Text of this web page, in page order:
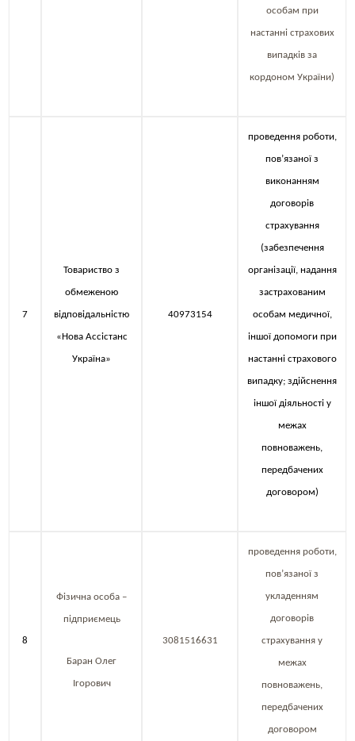
особам при
настанні страхових
випадків за
кордоном України)
7
Товариство з
обмеженою
відповідальністю
«Нова Ассістанс
Україна»
40973154
проведення роботи,
пов’язаної з
виконанням
договорів
страхування
(забезпечення
організації, надання
застрахованим
особам медичної,
іншої допомоги при
настанні страхового
випадку; здійснення
іншої діяльності у
межах
повноважень,
передбачених
договором)
8
Фізична особа –
підприємець
Баран Олег
Ігорович
3081516631
проведення роботи,
пов’язаної з
укладенням
договорів
страхування у
межах
повноважень,
передбачених
договором